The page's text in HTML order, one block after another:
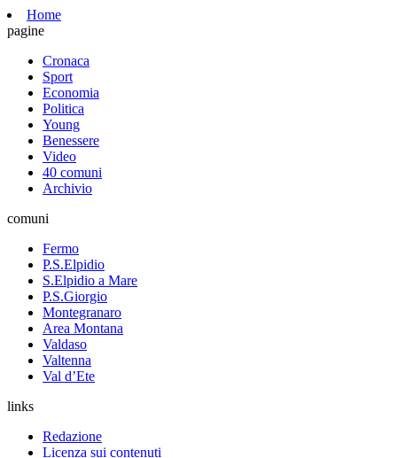
Home
pagine
Cronaca
Sport
Economia
Politica
Young
Benessere
Video
40 comuni
Archivio
comuni
Fermo
P.S.Elpidio
S.Elpidio a Mare
P.S.Giorgio
Montegranaro
Area Montana
Valdaso
Valtenna
Val d’Ete
links
Redazione
Licenza sui contenuti